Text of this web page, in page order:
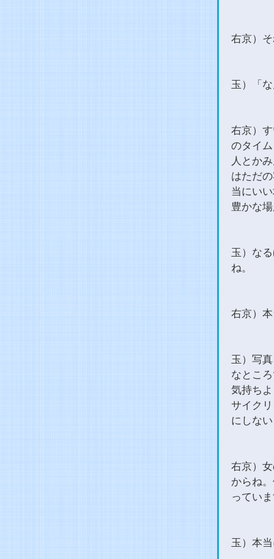
右京）
玉）「
右京）
のタイ
人とか
はただ
当にい
豊かな
玉）な
ね。
右京）
玉）写
なとこ
気持ち
サイク
にしな
右京）
からね
ってい
玉）本